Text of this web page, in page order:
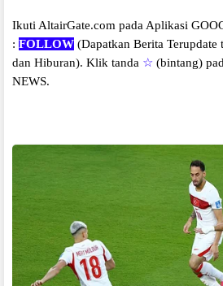
Ikuti AltairGate.com pada Aplikasi
: FOLLOW (Dapatkan Berita
dan Hiburan). Klik tanda ☆ (bintang)
NEWS.